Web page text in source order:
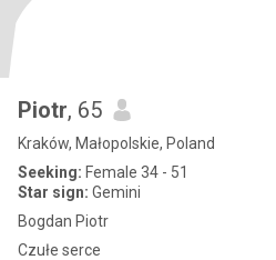
Piotr, 65
Kraków, Małopolskie, Poland
Seeking: Female 34 - 51
Star sign: Gemini
Bogdan Piotr
Czułe serce